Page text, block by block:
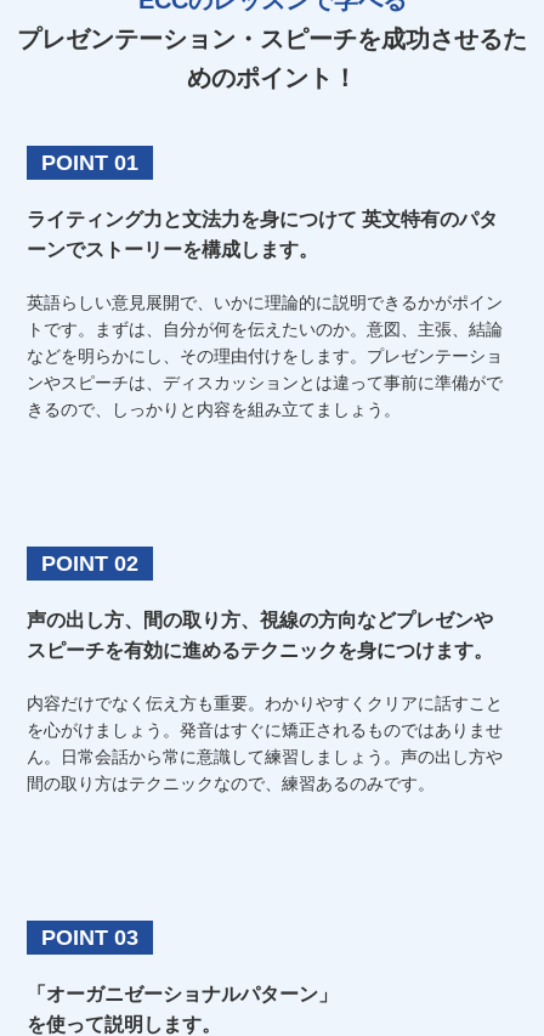
プレゼンテーション・スピーチを成功させるた
めのポイント！
POINT 01
ライティング力と文法力を身につけて 英文特有のパタ
ーンでストーリーを構成します。
英語らしい意見展開で、いかに理論的に説明できるかがポイン
トです。まずは、自分が何を伝えたいのか。意図、主張、結論
などを明らかにし、その理由付けをします。プレゼンテーショ
ンやスピーチは、ディスカッションとは違って事前に準備がで
きるので、しっかりと内容を組み立てましょう。
POINT 02
声の出し方、間の取り方、視線の方向などプレゼンや
スピーチを有効に進めるテクニックを身につけます。
内容だけでなく伝え方も重要。わかりやすくクリアに話すこと
を心がけましょう。発音はすぐに矯正されるものではありませ
ん。日常会話から常に意識して練習しましょう。声の出し方や
間の取り方はテクニックなので、練習あるのみです。
POINT 03
「オーガニゼーショナルパターン」
を使って説明します。